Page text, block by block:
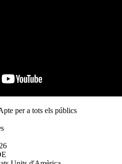
per a tots els públics